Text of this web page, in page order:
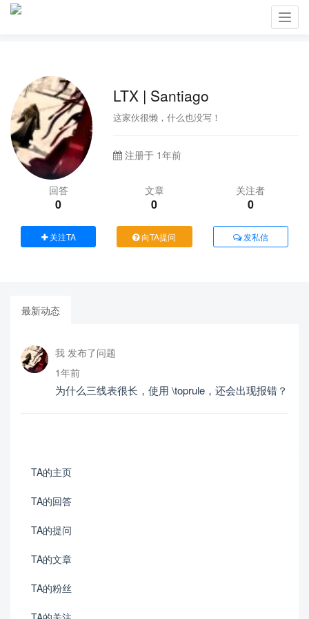
LTX | Santiago
这家伙很懒，什么也没写！
注册于 1年前
回答
0
文章
0
关注者
0
关注TA 向TA提问 发私信
最新动态
我 发布了问题
1年前
为什么三线表很长，使用 \toprule，还会出现报错？
TA的主页
TA的回答
TA的提问
TA的文章
TA的粉丝